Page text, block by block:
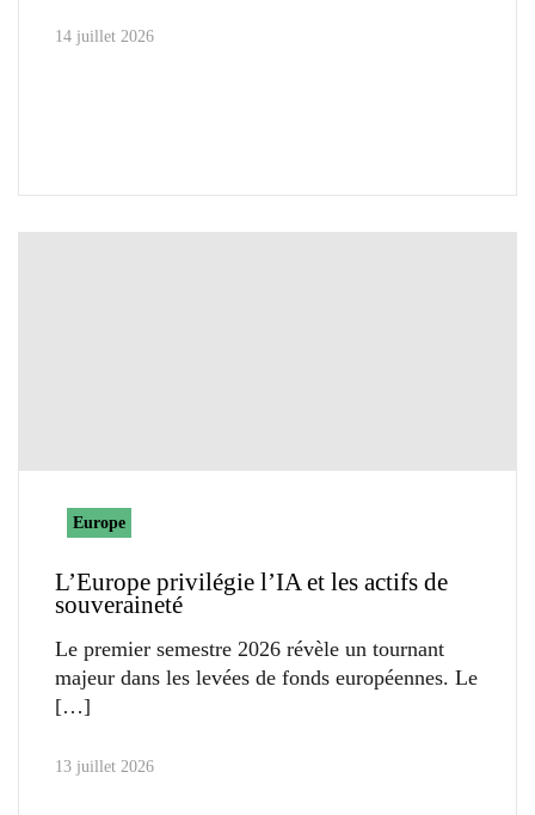
14 juillet 2026
Europe
L’Europe privilégie l’IA et les actifs de
souveraineté
Le premier semestre 2026 révèle un tournant
majeur dans les levées de fonds européennes. Le
13 juillet 2026